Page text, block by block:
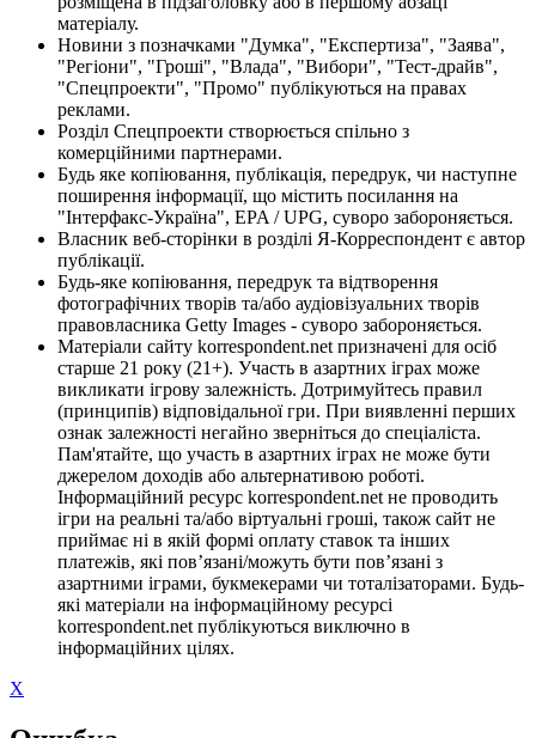
матеріалу.
Новини з позначками "Думка", "Експертиза", "Заява",
"Регіони", "Гроші", "Влада", "Вибори", "Тест-драйв",
"Спецпроекти", "Промо" публікуються на правах
реклами.
Розділ Спецпроекти створюється спільно з
комерційними партнерами.
Будь яке копіювання, публікація, передрук, чи наступне
поширення інформації, що містить посилання на
"Інтерфакс-Україна", EPA / UPG, суворо забороняється.
Власник веб-сторінки в розділі Я-Корреспондент є автор
публікації.
Будь-яке копіювання, передрук та відтворення
фотографічних творів та/або аудіовізуальних творів
правовласника Getty Images - суворо забороняється.
Матеріали сайту korrespondent.net призначені для осіб
старше 21 року (21+). Участь в азартних іграх може
викликати ігрову залежність. Дотримуйтесь правил
(принципів) відповідальної гри. При виявленні перших
ознак залежності негайно зверніться до спеціаліста.
Пам'ятайте, що участь в азартних іграх не може бути
джерелом доходів або альтернативою роботі.
Інформаційний ресурс korrespondent.net не проводить
ігри на реальні та/або віртуальні гроші, також сайт не
приймає ні в якій формі оплату ставок та інших
платежів, які пов’язані/можуть бути пов’язані з
азартними іграми, букмекерами чи тоталізаторами. Будь-
які матеріали на інформаційному ресурсі
korrespondent.net публікуються виключно в
інформаційних цілях.
X